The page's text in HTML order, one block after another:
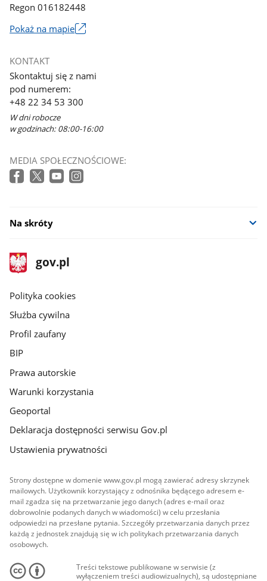
Regon 016182448
Pokaż na mapie
się
w
nowym
oknie
KONTAKT
Skontaktuj się z nami
pod numerem:
+48 22 34 53 300
W dni robocze
w godzinach: 08:00-16:00
MEDIA SPOŁECZNOŚCIOWE:
Na skróty
stopka
gov.pl
Strona
gov.pl
gov.pl
Polityka cookies
Służba cywilna
Profil zaufany
BIP
Prawa autorskie
Warunki korzystania
Geoportal
Deklaracja dostępności serwisu Gov.pl
Ustawienia prywatności
Strony dostępne w domenie www.gov.pl mogą zawierać adresy skrzynek
mailowych. Użytkownik korzystający z odnośnika będącego adresem e-
mail zgadza się na przetwarzanie jego danych (adres e-mail oraz
dobrowolnie podanych danych w wiadomości) w celu przesłania
odpowiedzi na przesłane pytania. Szczegóły przetwarzania danych przez
każdą z jednostek znajdują się w ich politykach przetwarzania danych
osobowych.
Treści tekstowe publikowane w serwisie (z
wyłączeniem treści audiowizualnych), są udostępniane